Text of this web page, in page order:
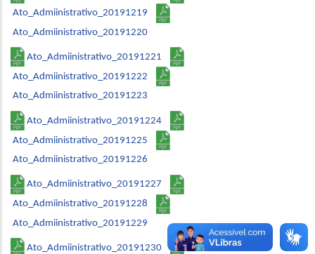
Ato_Admiinistrativo_20191219
Ato_Admiinistrativo_20191220
Ato_Admiinistrativo_20191221
Ato_Admiinistrativo_20191222
Ato_Admiinistrativo_20191223
Ato_Admiinistrativo_20191224
Ato_Admiinistrativo_20191225
Ato_Admiinistrativo_20191226
Ato_Admiinistrativo_20191227
Ato_Admiinistrativo_20191228
Ato_Admiinistrativo_20191229
Ato_Admiinistrativo_20191230